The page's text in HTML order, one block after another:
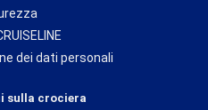
dei dati personali
sulla crociera